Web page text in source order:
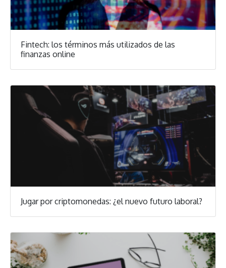
Fintech: los términos más utilizados de las
finanzas online
Jugar por criptomonedas: ¿el nuevo futuro laboral?